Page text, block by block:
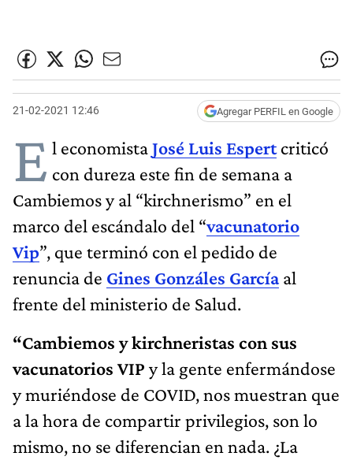
21-02-2021 12:46 Agregar PERFIL en Google
E l economistaJosé Luis Espertcriticó
con dureza este fin de semana a
Cambiemos y al “kirchnerismo” en el
marco del escándalo del “vacunatorio
Vip”, que terminó con el pedido de
renuncia de Gines Gonzáles Garcíaal
frente del ministerio de Salud.
“Cambiemos y kirchneristas con sus
vacunatorios VIP y la gente enfermándose
y muriéndose de COVID, nos muestran que
a la hora de compartir privilegios, son lo
mismo, no se diferencian en nada. ¿La